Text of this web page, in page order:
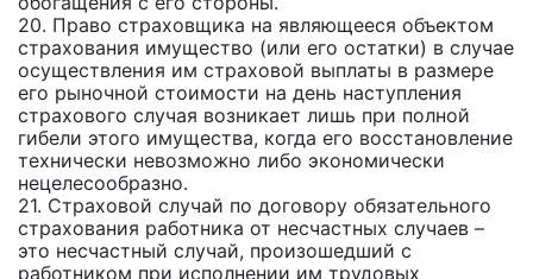
20. Право страховщика на являющееся объектом
страхования имущество (или его остатки) в случае
осуществления им страховой выплаты в размере
его рыночной стоимости на день наступления
страхового случая возникает лишь при полной
гибели этого имущества, когда его восстановление
технически невозможно либо экономически
нецелесообразно.
21. Страховой случай по договору обязательного
страхования работника от несчастных случаев –
это несчастный случай, произошедший с
работником при исполнении им трудовых